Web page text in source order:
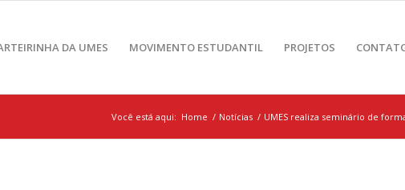
DA UMES MOVIMENTO ESTUDANTIL PROJETOS
Você está aqui: Home / Notícias / UMES realiza seminário de